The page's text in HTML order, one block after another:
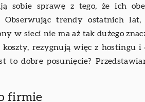
sobie sprawę z tego, że ich
Obserwując trendy ostatnich
w sieci nie ma aż tak dużego
koszty, rezygnują więc z hostingu
to dobre posunięcie?
firmie